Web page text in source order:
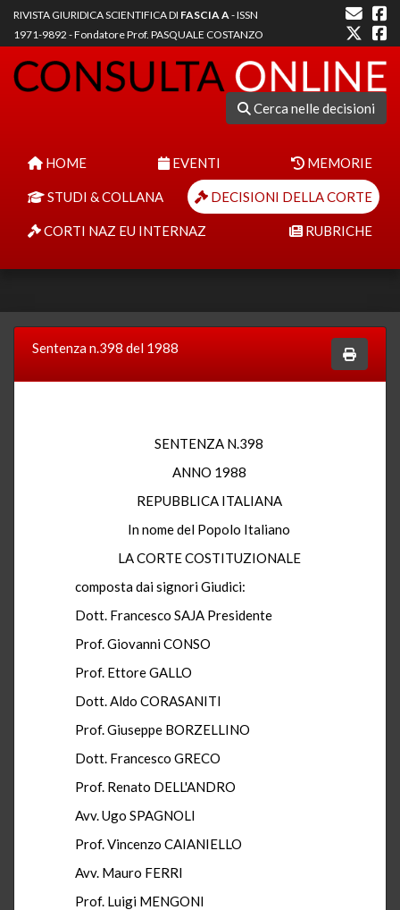
RIVISTA GIURIDICA SCIENTIFICA DI FASCIA A- ISSN
1971-9892 - Fondatore Prof. PASQUALE COSTANZO
Cerca nelle decisioni
HOME EVENTI MEMORIE
STUDI & COLLANA DECISIONI DELLA CORTE
CORTI NAZ EU INTERNAZ RUBRICHE
Sentenza n.398 del 1988
SENTENZA N.398
ANNO 1988
REPUBBLICA ITALIANA
In nome del Popolo Italiano
LA CORTE COSTITUZIONALE
composta dai signori Giudici:
Dott. Francesco SAJA Presidente
Prof. Giovanni CONSO
Prof. Ettore GALLO
Dott. Aldo CORASANITI
Prof. Giuseppe BORZELLINO
Dott. Francesco GRECO
Prof. Renato DELL'ANDRO
Avv. Ugo SPAGNOLI
Prof. Vincenzo CAIANIELLO
Avv. Mauro FERRI
Prof. Luigi MENGONI